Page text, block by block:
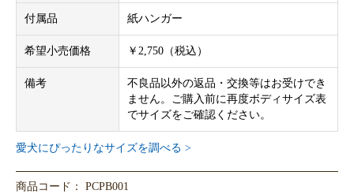
付属品 紙ハンガー
希望小売価格 ￥2,750（税込）
備考
不良品以外の返品・交換等はお受けでき
ません。ご購入前に再度ボディサイズ表
でサイズをご確認ください。
愛犬にぴったりなサイズを調べる >
商品コード： PCPB001